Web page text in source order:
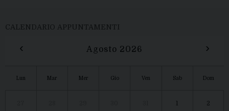
CALENDARIO APPUNTAMENTI
‹ Agosto 2026 ›
Lun Mar Mer Gio Ven Sab Dom
1 2